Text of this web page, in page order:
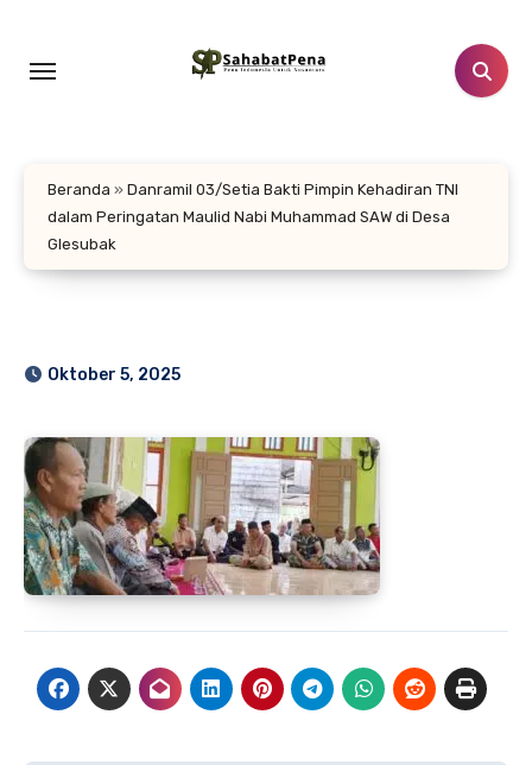
konten
Beranda » Danramil 03/Setia Bakti Pimpin Kehadiran TNI
dalam Peringatan Maulid Nabi Muhammad SAW di Desa
Glesubak
Oktober 5, 2025